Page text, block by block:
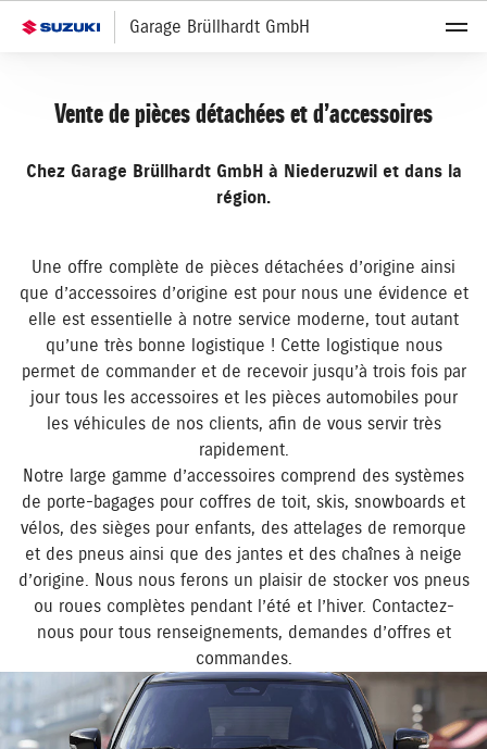
Garage Brüllhardt GmbH
Vente de pièces détachées et d’accessoires
Chez Garage Brüllhardt GmbH à Niederuzwil et dans la
région.
Une offre complète de pièces détachées d’origine ainsi
que d’accessoires d’origine est pour nous une évidence et
elle est essentielle à notre service moderne, tout autant
qu’une très bonne logistique ! Cette logistique nous
permet de commander et de recevoir jusqu’à trois fois par
jour tous les accessoires et les pièces automobiles pour
les véhicules de nos clients, afin de vous servir très
rapidement.
Notre large gamme d’accessoires comprend des systèmes
de porte-bagages pour coffres de toit, skis, snowboards et
vélos, des sièges pour enfants, des attelages de remorque
et des pneus ainsi que des jantes et des chaînes à neige
d’origine. Nous nous ferons un plaisir de stocker vos pneus
ou roues complètes pendant l’été et l’hiver. Contactez-
nous pour tous renseignements, demandes d’offres et
commandes.